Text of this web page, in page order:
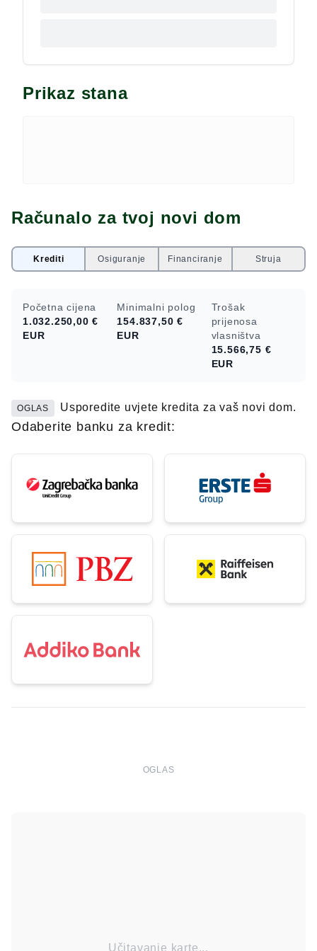
Prikaz stana
Računalo za tvoj novi dom
Krediti Osiguranje Financiranje Struja
Početna cijena
1.032.250,00 €
EUR
Minimalni polog
154.837,50 €
EUR
Trošak
prijenosa
vlasništva
15.566,75 €
EUR
OGLAS Usporedite uvjete kredita za vaš novi dom.
Odaberite banku za kredit:
OGLAS
Učitavanje karte...